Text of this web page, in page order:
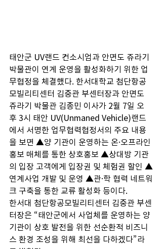
태안군 UV랜드 컨소시엄과 안면도 쥬라기
박물관이 연계 운영을 활성화하기 위한 업
무협정을 체결했다. 한서대학교 첨단항공
모빌리티센터 김중관 부센터장과 안면도
쥬라기 박물관 김종민 이사가 2월 7일 오
후 3시 태안 UV(Unmaned Vehicle)랜드
에서 서명한 업무협력협정서의 주요 내용
을 보면 ▲양 기관이 운영하는 온·오프라인
홍보 매체를 통한 상호홍보 ▲상대방 기관
의 입장 고객에게 입장권 및 체험권 할인 ▲
연계사업 개발 및 운영 ▲관·학 협력 네트워
크 구축을 통한 교류 활성화 등이다.
한서대 첨단항공모빌리티센터 김중관 부센
터장은 “태안군에서 사업체를 운영하는 양
기관이 상호 발전을 위한 선순환적 비즈니
스 환경 조성을 위해 최선을 다하겠다”라